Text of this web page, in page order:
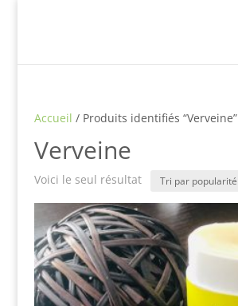
Accueil / Produits identifiés “Verveine”
Verveine
Voici le seul résultat